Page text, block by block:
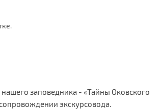
заповедника - «Тайны Оковского
экскурсовода.